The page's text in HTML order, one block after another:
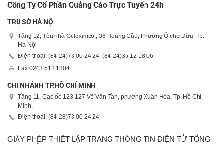
Công Ty Cổ Phần Quảng Cáo Trực Tuyến 24h
TRỤ SỞ HÀ NỘI
Tầng 12, Tòa nhà Geleximco , 36 Hoàng Cầu, Phường Ô chợ Dừa, Tp.
Hà Nội
Điện thoại: (84-24)73 00 24 24 | (84-24)35 12 18 06
Fax:0243 512 1804
CHI NHÁNH TP.HỒ CHÍ MINH
Tầng 11, Cao ốc 123-127 Võ Văn Tần, phường Xuân Hòa, Tp. Hồ Chí
Minh.
Điện thoại: (84-28)73 00 24 24
GIẤY PHÉP THIẾT LẬP TRANG THÔNG TIN ĐIỆN TỬ TỔNG